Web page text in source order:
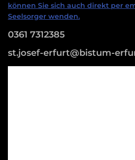
können Sie sich auch direkt per
Seelsorger wenden.
0361 7312385
st.josef-erfurt@bistum-